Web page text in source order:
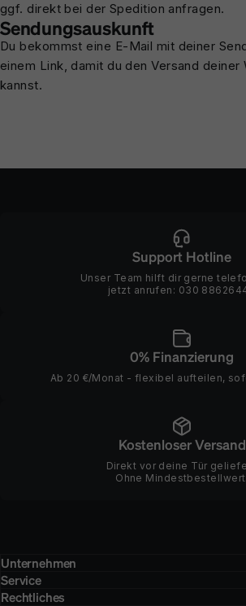
ggf. direkt bei der Spedition anfragen.
Sendungsauskunft
Du bekommst eine E-Mail mit deiner
einem Link, damit du den Versand
kannst.
Support Hotline
Unser Team hilft dir gerne
jetzt anrufen: 030
0% Finanzierung
Ab 20 €/Monat - flexibel aufteilen,
Kostenloser Versand
Direkt vor deine Tür
Ohne Mindestbestellwert.
Unternehmen
Service
Rechtliches